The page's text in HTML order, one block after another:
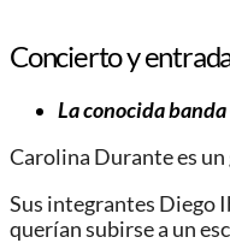
Concierto y
La conocida
Carolina Durante es un
Sus integrantes Diego
querían subirse a un